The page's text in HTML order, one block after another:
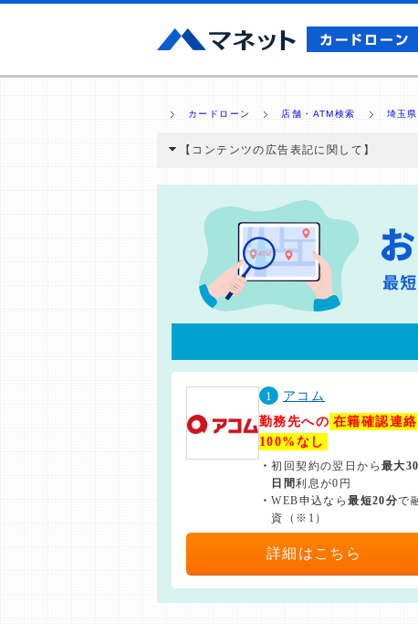
カードローン 店舗・ATM検索 埼玉県
【コンテンツの広告表記に関して】
と弊社に対して企業から紹介報酬が支払わ
ミ収集などに基づき、公平性を担保した情報
>提携企業一覧
1
アコム
勤務先への 在籍確認連絡
100%なし
・初回契約の翌日から最大30
日間利息が0円
・WEB申込なら最短20分で
資（※1）
詳細はこちら